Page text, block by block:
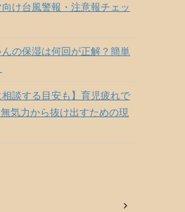
け台風警報・注意報チェッ
んの保湿は何回が正解？簡単
相談する目安も】育児疲れで
気力から抜け出すための現